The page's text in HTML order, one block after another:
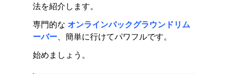
法を紹介します。
専門的な オンラインバックグラウンドリム
ーバー、簡単に行けてパワフルです。
始めましょう。